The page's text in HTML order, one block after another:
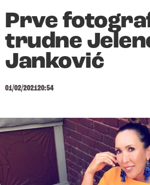
Prve
trudne
Janković
01/02/202120:54